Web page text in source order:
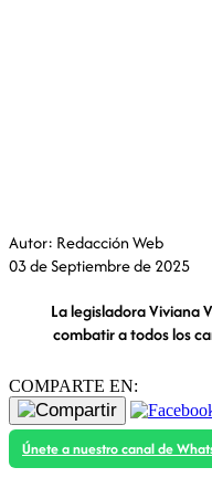
Autor: Redacción Web
03 de Septiembre de 2025
La legisladora Viviana
combatir a todos los
COMPARTE EN:
Únete a nuestro canal de